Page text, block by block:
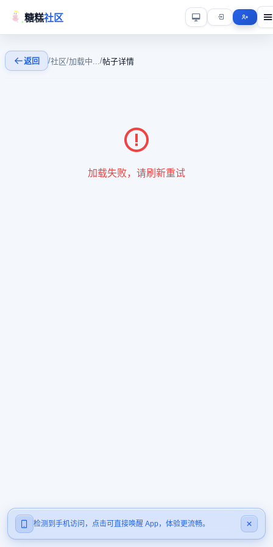
糖糕社区
检测到手机访问，点击可直接唤醒 App，体验更流畅。
返回 /社区/加载中.../帖子详情
加载失败，请刷新重试